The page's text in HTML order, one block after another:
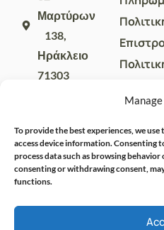
To provide the best experiences, we
access device information. Consenting
process data such as browsing
consenting or withdrawing consent,
functions.
Μαρτύρων
138,
Ηράκλειο
71303
sales@crispharmacy.gr
313857
Όροι